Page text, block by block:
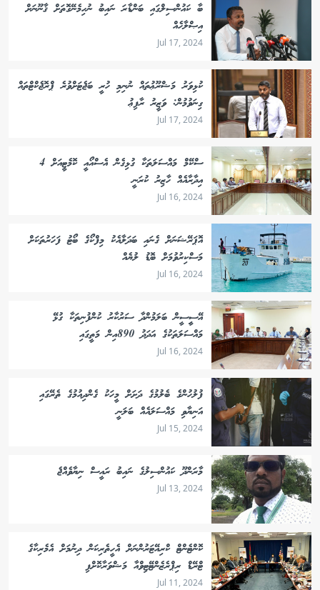
ބާ ކައުންސިލްގައި ބަންޑާރަ ނައިބު ނުހިމެނޭގޮތަށް ޤާނޫނަށް
އިޞްލާހެއް
Jul 17, 2024
ކުޅިވަރު މަޝްރޫޢުތައް ނުނިމި ހުރީ ބަޖެޓަށްވުރެ ޕްރޮޖެކްޓްތައް
ގިނަވުމުން: ވަޒީރު ރާފިޢު
Jul 17, 2024
ސްކޭމް މައްސަލަތަކާ ގުޅިގެން އެސްއޯއީ ކޮމެޓީއަށް 4
އިދާރާއެއް ހާޒިރު ކުރަނީ
Jul 16, 2024
އޮޕަރޭޝަނަށް ގެނައި ބަދަލާއެކު މިފްކޯގެ ބޯޓު ފަހަރުތަކަށް
މަސްކިރުވުމަށް ބޮޑު ލުޔެއް
Jul 16, 2024
އޭސިީސީން ބަލަމުންދާ ސަރުކާރު ކުންފުނިތަކާ ގުޅޭ
މައްސަލަތަކުގެ އަދަދު 890އިން މަތީގައި
Jul 16, 2024
ފުލުހުންގެ ބެލުމުގެ ދަށަށް މީހަކު ގެންދިއުމުގެ ތެރޭގައި
އަނިޔާވި މައްސަލައެއް ބަލަނީ
Jul 15, 2024
މާރަންދޫ ކައުންސިލުގެ ނައިބު ރައީސް ނިޔާވެއްޖެ
Jul 13, 2024
ކޮންޓެންޓް ކްރިއޭޓަރުންނަށް އެހީތެރިކަން ދިނުމަށް އެމެރިކާގެ
ޓްރޭޑް ރިޕްރެޒެންޓޭޓިވްއާ މަޝްވަރާކޮށްފި
Jul 11, 2024